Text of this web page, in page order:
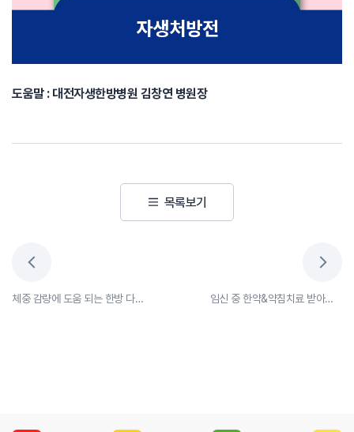
도움말 : 대전자생한방병원 김창연 병원장
체중 감량에 도움 되는 한방 다이어트차 추천
목록보기
임신 중 한약&약침치료 받아도 될까요?